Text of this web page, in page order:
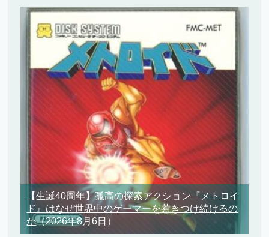
【生誕40周年】孤高の探索アクション『メトロイ
ド』はなぜ世界中のゲーマーを惹きつけ続けるの
か（2026年8月6日）